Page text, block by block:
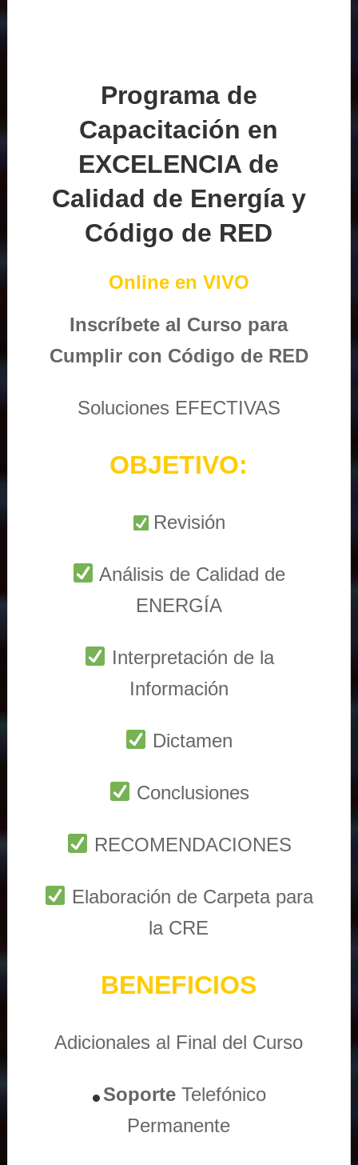
Programa de
Capacitación en
EXCELENCIA de
Calidad de Energía y
Código de RED
Online en VIVO
Inscríbete al Curso para
Cumplir con Código de RED
Soluciones EFECTIVAS
OBJETIVO:
Revisión
Análisis de Calidad de
ENERGÍA
Interpretación de la
Información
Dictamen
Conclusiones
RECOMENDACIONES
Elaboración de Carpeta para
la CRE
BENEFICIOS
Adicionales al Final del Curso
Soporte Telefónico
Permanente